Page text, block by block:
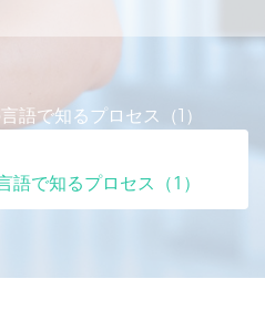
語で知るプロセス（1）
で知るプロセス（1）